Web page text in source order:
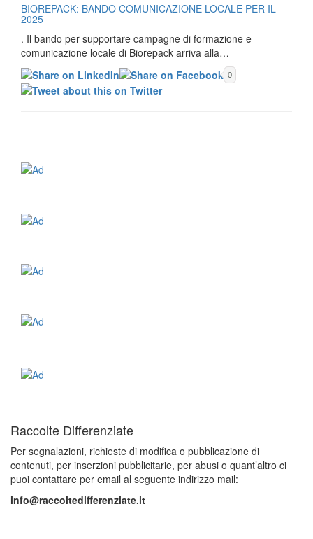
BIOREPACK: BANDO COMUNICAZIONE LOCALE PER IL
2025
. Il bando per supportare campagne di formazione e
comunicazione locale di Biorepack arriva alla…
0
Raccolte Differenziate
Per segnalazioni, richieste di modifica o pubblicazione di
contenuti, per inserzioni pubblicitarie, per abusi o quant’altro ci
puoi contattare per email al seguente indirizzo mail:
info@raccoltedifferenziate.it